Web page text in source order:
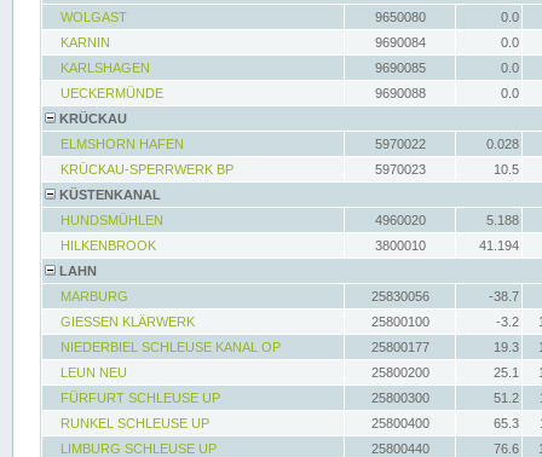
WOLGAST
9650080
0.0
KARNIN
9690084
0.0
KARLSHAGEN
9690085
0.0
UECKERMÜNDE
9690088
0.0
KRÜCKAU
ELMSHORN HAFEN
5970022
0.028
KRÜCKAU-SPERRWERK BP
5970023
10.5
KÜSTENKANAL
HUNDSMÜHLEN
4960020
5.188
HILKENBROOK
3800010
41.194
LAHN
MARBURG
25830056
-38.7
GIESSEN KLÄRWERK
25800100 -3.2
NIEDERBIEL SCHLEUSE KANAL OP
25800177 19.3
LEUN NEU
25800200 25.1
FÜRFURT SCHLEUSE UP
25800300 51.2
RUNKEL SCHLEUSE UP
25800400 65.3
LIMBURG SCHLEUSE UP
25800440 76.6